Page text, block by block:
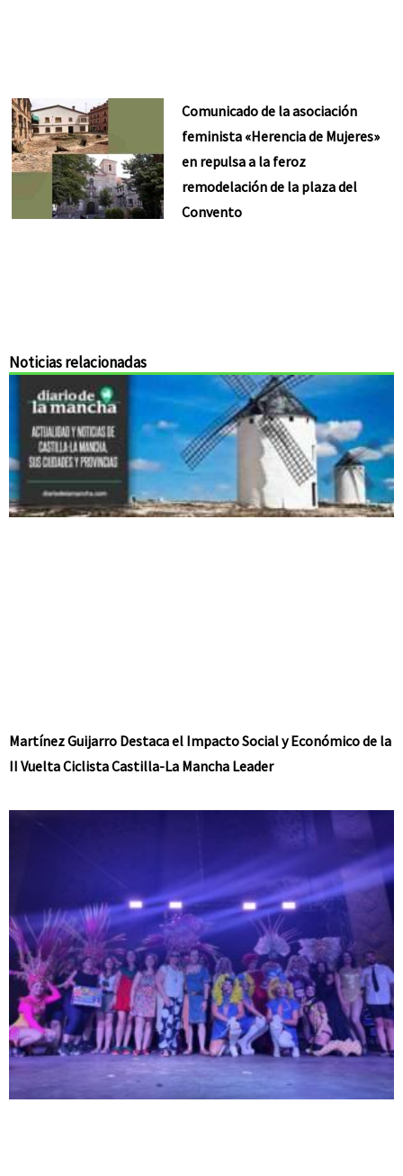
Comunicado de la asociación
feminista «Herencia de Mujeres»
en repulsa a la feroz
remodelación de la plaza del
Convento
Noticias relacionadas
Martínez Guijarro Destaca el Impacto Social y Económico de la
II Vuelta Ciclista Castilla-La Mancha Leader